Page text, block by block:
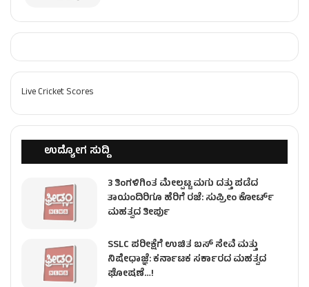
Live Cricket Scores
ಉದ್ಯೋಗ ಸುದ್ದಿ
3 ತಿಂಗಳಿಗಿಂತ ಮೇಲ್ಪಟ್ಟ ಮಗು ದತ್ತು ಪಡೆದ
ತಾಯಂದಿರಿಗೂ ಹೆರಿಗೆ ರಜೆ: ಸುಪ್ರೀಂ ಕೋರ್ಟ್
ಮಹತ್ವದ ತೀರ್ಪು
SSLC ಪರೀಕ್ಷೆಗೆ ಉಚಿತ ಬಸ್ ಸೇವೆ ಮತ್ತು
ನಿಷೇಧಾಜ್ಞೆ: ಕರ್ನಾಟಕ ಸರ್ಕಾರದ ಮಹತ್ವದ
ಘೋಷಣೆ…!